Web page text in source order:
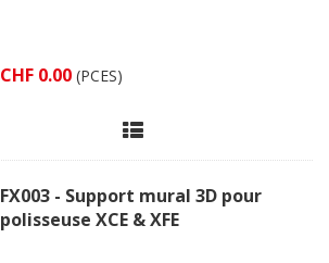
CHF 0.00 (PCES)
FX003 - Support mural 3D pour
polisseuse XCE & XFE